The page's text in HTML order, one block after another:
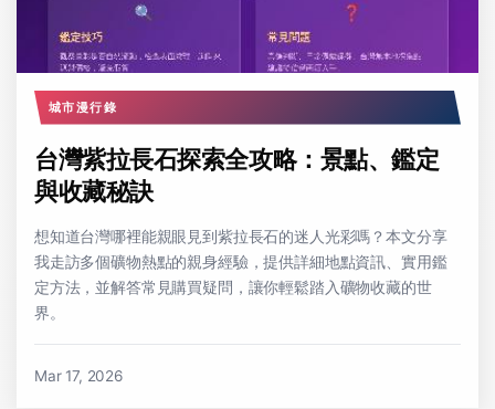
城市漫行錄
台灣紫拉長石探索全攻略：景點、鑑定
與收藏秘訣
想知道台灣哪裡能親眼見到紫拉長石的迷人光彩嗎？本文分享
我走訪多個礦物熱點的親身經驗，提供詳細地點資訊、實用鑑
定方法，並解答常見購買疑問，讓你輕鬆踏入礦物收藏的世
界。
Mar 17, 2026